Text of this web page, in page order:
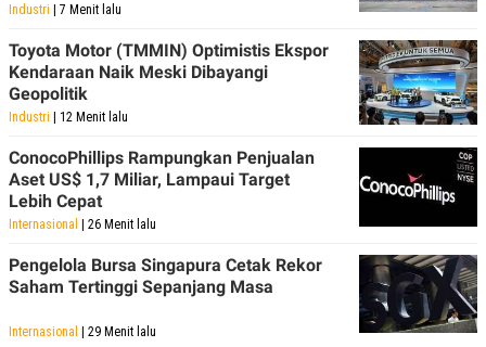
C
T
A
K
I
E
N
E
P
P
E
R
D
E
R
T
I
S
N
G
G
Industri | 7 Menit lalu
Toyota Motor (TMMIN) Optimistis Ekspor
Kendaraan Naik Meski Dibayangi
Geopolitik
Industri | 12 Menit lalu
ConocoPhillips Rampungkan Penjualan
Aset US$ 1,7 Miliar, Lampaui Target
Lebih Cepat
Internasional | 26 Menit lalu
Pengelola Bursa Singapura Cetak Rekor
Saham Tertinggi Sepanjang Masa
Internasional | 29 Menit lalu